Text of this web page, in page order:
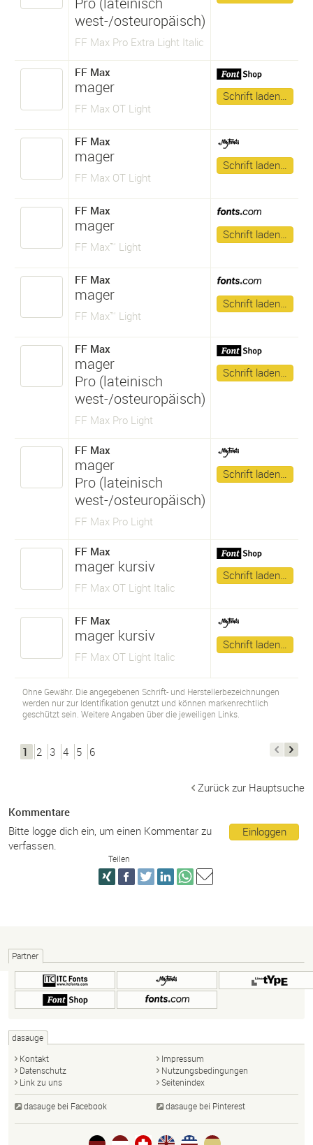
west-/osteuropäisch)
FF Max Pro Extra Light Italic
FF Max
mager
FF Max OT Light
Schrift laden…
FF Max
mager
FF Max OT Light
Schrift laden…
FF Max
mager
FF Max™ Light
Schrift laden…
FF Max
mager
FF Max™ Light
Schrift laden…
FF Max
mager
Pro (lateinisch
west-/osteuropäisch)
FF Max Pro Light
Schrift laden…
FF Max
mager
Pro (lateinisch
west-/osteuropäisch)
FF Max Pro Light
Schrift laden…
FF Max
mager kursiv
FF Max OT Light Italic
Schrift laden…
FF Max
mager kursiv
FF Max OT Light Italic
Schrift laden…
Ohne Gewähr. Die angegebenen Schrift- und Herstellerbezeichnungen
werden nur zur Identifikation genutzt und können markenrechtlich
geschützt sein. Weitere Angaben über die jeweiligen Links.
1 2 3 4 5 6
Zurück zur Hauptsuche
Kommentare
Einloggen
Bitte logge dich ein, um einen Kommentar zu
verfassen.
Teilen
Partner
dasauge
Kontakt
Impressum
Datenschutz
Nutzungsbedingungen
Link zu uns
Seitenindex
dasauge bei Facebook dasauge bei Pinterest